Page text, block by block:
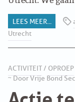
VERKIEZINGEN
BASTION
DE CRISIS
CODE ZWART
LEES MEER...
Utrecht
ACTIVITEIT/ OPROEP
~ Door Vrije Bond